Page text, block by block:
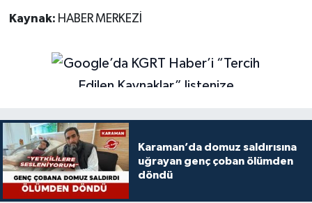
Kaynak: HABER MERKEZİ
Karaman’da domuz saldırısına
uğrayan genç çoban ölümden
döndü